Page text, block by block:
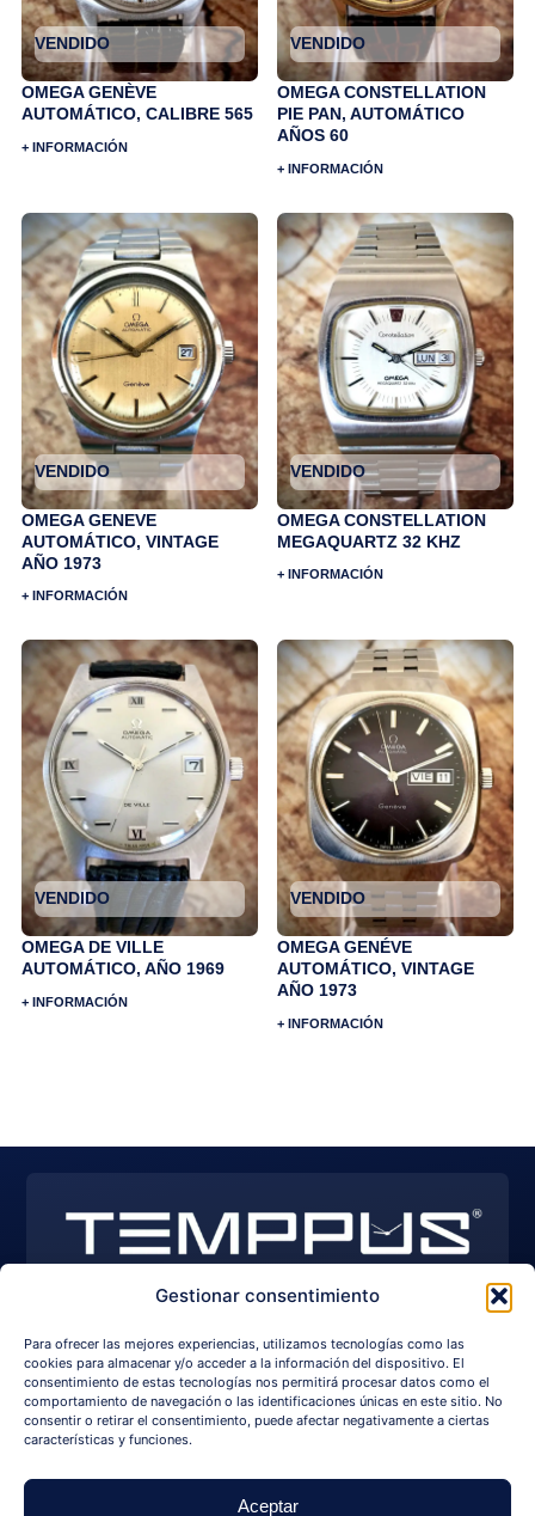
Gestionar consentimiento
Para ofrecer las mejores experiencias, utilizamos tecnologías como las
cookies para almacenar y/o acceder a la información del dispositivo. El
consentimiento de estas tecnologías nos permitirá procesar datos como el
comportamiento de navegación o las identificaciones únicas en este sitio. No
consentir o retirar el consentimiento, puede afectar negativamente a ciertas
características y funciones.
Aceptar
VENDIDO
OMEGA GENÈVE
AUTOMÁTICO, CALIBRE 565
+ INFORMACIÓN
VENDIDO
OMEGA CONSTELLATION
PIE PAN, AUTOMÁTICO
AÑOS 60
+ INFORMACIÓN
VENDIDO
OMEGA GENEVE
AUTOMÁTICO, VINTAGE
AÑO 1973
+ INFORMACIÓN
VENDIDO
OMEGA CONSTELLATION
MEGAQUARTZ 32 KHZ
+ INFORMACIÓN
VENDIDO
OMEGA DE VILLE
AUTOMÁTICO, AÑO 1969
+ INFORMACIÓN
VENDIDO
OMEGA GENÉVE
AUTOMÁTICO, VINTAGE
AÑO 1973
+ INFORMACIÓN
EXPLORE WATCHES
n
s
t
a
g
r
o
u
t
u
b
e
a
c
e
b
o
o
+34 650 209 750 info@temppus.com
NAVIGATION
Sales Policy